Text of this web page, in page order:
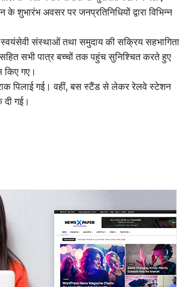
शुभारंभ अवसर पर जनप्रतिनिधियों द्वारा विभिन्न
स्वयंसेवी संस्थाओं तथा समुदाय की सक्रिय सहभागिता
सहित सभी पात्र बच्चों तक पहुंच सुनिश्चित करते हुए
किए गए।
पिलाई गई। वहीं, बस स्टैंड से लेकर रेलवे स्टेशन
गई।